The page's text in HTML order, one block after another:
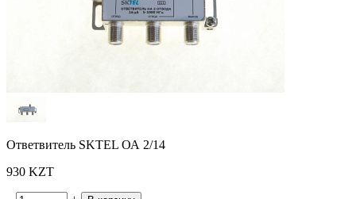
Ответвитель SKTEL ОА 2/14
930 KZT